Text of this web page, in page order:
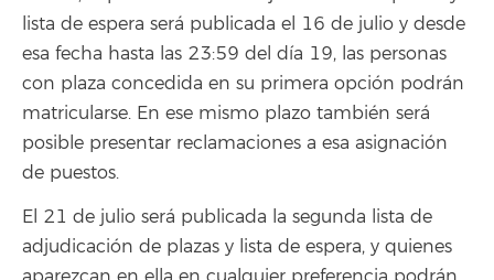
lista de espera será publicada el 16 de julio y desde
esa fecha hasta las 23:59 del día 19, las personas
con plaza concedida en su primera opción podrán
matricularse. En ese mismo plazo también será
posible presentar reclamaciones a esa asignación
de puestos.
El 21 de julio será publicada la segunda lista de
adjudicación de plazas y lista de espera, y quienes